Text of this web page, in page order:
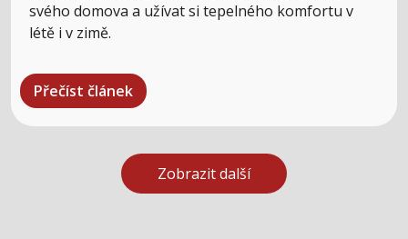
svého domova a užívat si tepelného komfortu v
létě i v zimě.
Přečíst článek
Zobrazit další